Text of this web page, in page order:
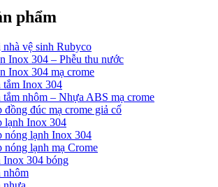
phẩm
vệ sinh Rubyco
Inox 304 – Phễu thu nước
Inox 304 mạ crome
tắm Inox 304
tắm nhôm – Nhựa ABS mạ crome
đồng đúc mạ crome giả cổ
lạnh Inox 304
nóng lạnh Inox 304
nóng lạnh mạ Crome
Inox 304 bóng
nhôm